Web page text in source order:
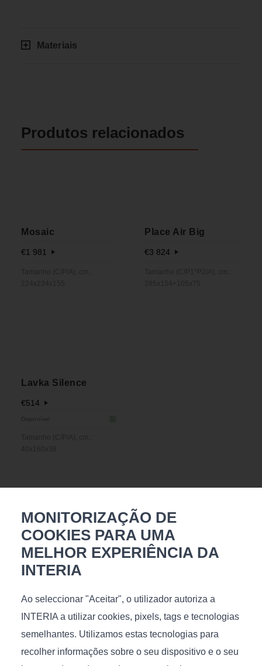
Materiais
Produtos relacionados
Mosaic
€1 981
Place Air Big
€3 824
Lavka Silence
€514
Disponível
Talvez goste
Air Big
€276
Disponível
Serenity
€883
Disponível
MONITORIZAÇÃO DE
COOKIES PARA UMA
MELHOR EXPERIÊNCIA DA
INTERIA
Ao seleccionar "Aceitar", o utilizador autoriza a
INTERIA a utilizar cookies, pixels, tags e tecnologias
semelhantes. Utilizamos estas tecnologias para
recolher informações sobre o seu dispositivo e o seu